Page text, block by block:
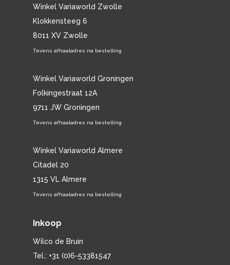
Winkel Variaworld Zwolle
Klokkensteeg 6
8011 XV Zwolle
Tevens afhaaladres na bestelling
Winkel Variaworld Groningen
Folkingestraat 12A
9711 JW Groningen
Tevens afhaaladres na bestelling
Winkel Variaworld Almere
Citadel 20
1315 VL Almere
Tevens afhaaladres na bestelling
Inkoop
Wilco de Bruin
Tel.: +31 (0)6-53381547